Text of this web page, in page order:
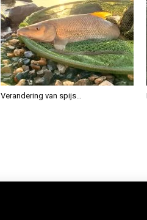
Verandering van spijs…